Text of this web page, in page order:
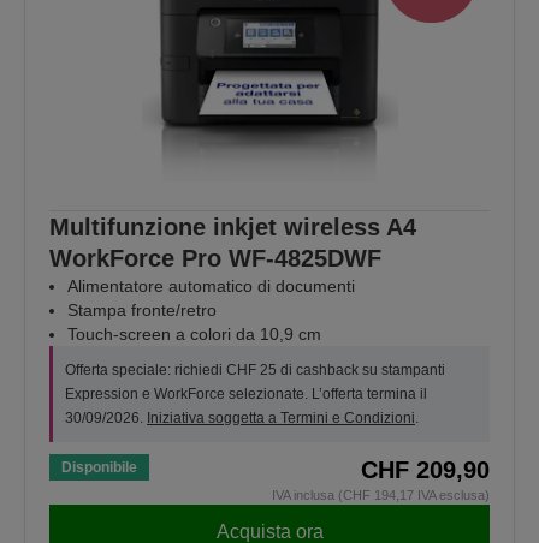
Multifunzione inkjet wireless A4
WorkForce Pro WF-4825DWF
Alimentatore automatico di documenti
Stampa fronte/retro
Touch-screen a colori da 10,9 cm
Offerta speciale: richiedi CHF 25 di cashback su stampanti
Expression e WorkForce selezionate. L’offerta termina il
30/09/2026. Iniziativa soggetta a Termini e Condizioni.
Disponibile CHF 209,90
IVA inclusa (CHF 194,17 IVA esclusa)
Acquista ora